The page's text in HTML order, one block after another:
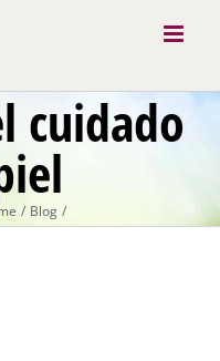
cuidado
Blog